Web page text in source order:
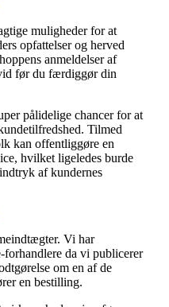
muligheder for at
opfattelser og herved
anmeldelser af
før du færdiggør din
pålidelige chancer for at
Tilmed
kan offentliggøre en
hvilket ligeledes burde
af kundernes
Vi har
forhandlere da vi publicerer
om en af de
en bestilling.